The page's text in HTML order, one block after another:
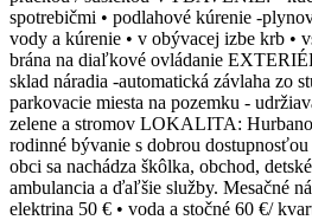
spotrebičmi • podlahové kúrenie -
vody a kúrenie • v obývacej izbe krb •
brána na diaľkové ovládanie
sklad náradia -automatická závlaha zo
parkovacie miesta na pozemku -
zelene a stromov LOKALITA:
rodinné bývanie s dobrou
obci sa nachádza škôlka, obchod,
ambulancia a ďaľšie služby. Mesačné
elektrina 50 € • voda a stočné 60 €/